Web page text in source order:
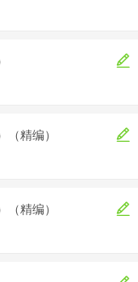
（精编）
（精编）